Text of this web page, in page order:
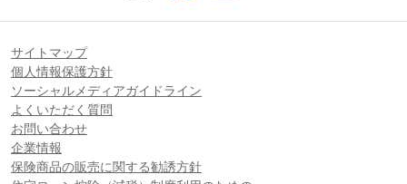
サイトマップ
個人情報保護方針
ソーシャルメディアガイドライン
よくいただく質問
お問い合わせ
企業情報
保険商品の販売に関する勧誘方針